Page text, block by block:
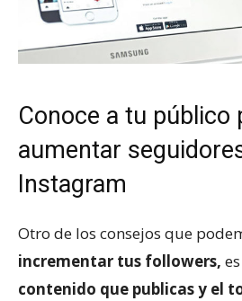
Conoce a tu público
aumentar
Instagram
Otro de los consejos que
incrementar tus followers,
contenido que publicas y el